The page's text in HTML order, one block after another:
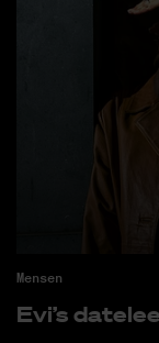
Mensen
Evi’s